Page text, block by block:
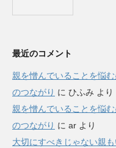
最近のコメント
親を憎んでいることを悩
のつながり に ひふみ より
親を憎んでいることを悩
のつながり に ar より
大切にすべきじゃない親も